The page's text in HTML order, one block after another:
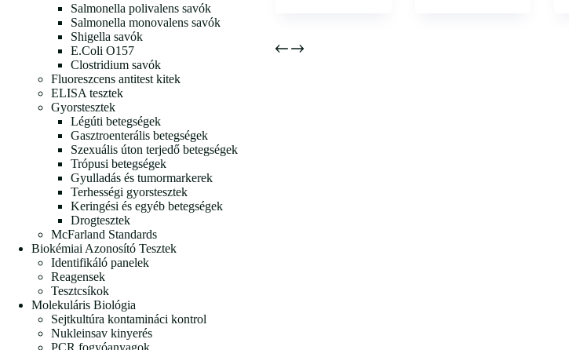
Salmonella polivalens savók
Salmonella monovalens savók
Shigella savók
E.Coli O157
Clostridium savók
Fluoreszcens antitest kitek
ELISA tesztek
Gyorstesztek
Légúti betegségek
Gasztroenterális betegségek
Szexuális úton terjedő betegségek
Trópusi betegségek
Gyulladás és tumormarkerek
Terhességi gyorstesztek
Keringési és egyéb betegségek
Drogtesztek
McFarland Standards
Biokémiai Azonosító Tesztek
Identifikáló panelek
Reagensek
Tesztcsíkok
Molekuláris Biológia
Sejtkultúra kontamináci kontrol
Nukleinsav kinyerés
PCR fogyóanyagok